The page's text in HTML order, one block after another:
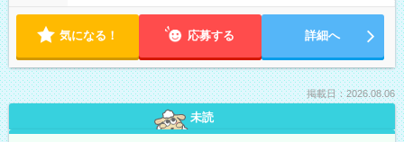
気になる！ 応募する 詳細へ
掲載日：2026.08.06
未読